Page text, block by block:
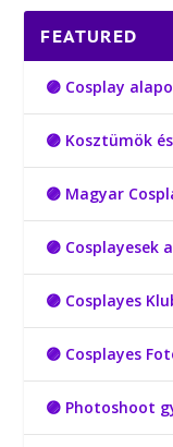
FEATURED
🟣 Cosplay
🟣 Kosztümök
🟣 Magyar
🟣 Cosplayesek
🟣 Cosplayes
🟣 Cosplayes
🟣 Photoshoot